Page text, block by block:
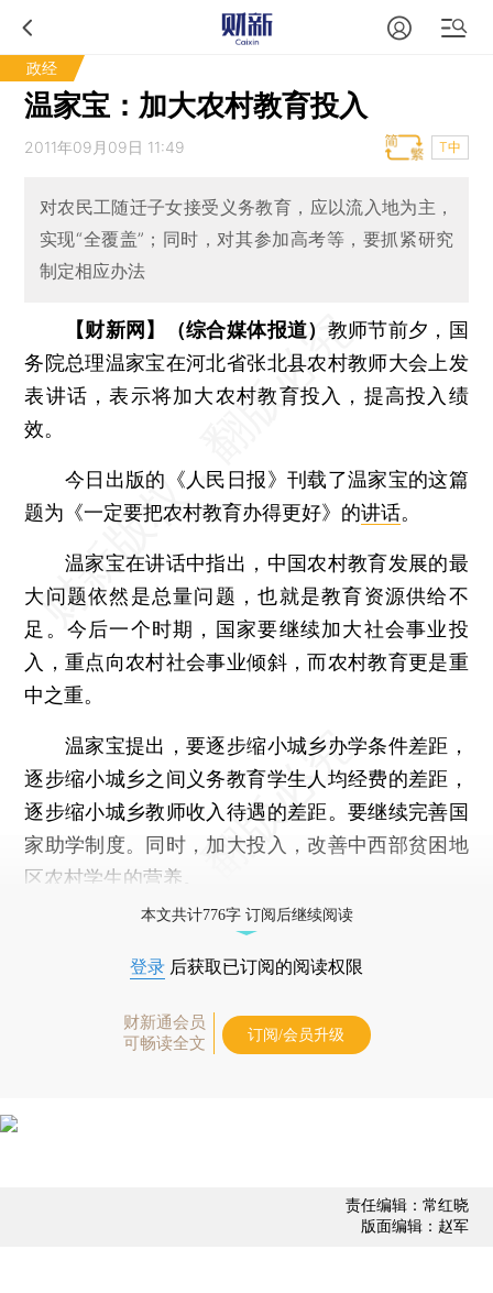
政经
温家宝：加大农村教育投入
2011年09月09日 11:49 T中
对农民工随迁子女接受义务教育，应以流入地为主，
实现“全覆盖”；同时，对其参加高考等，要抓紧研究
制定相应办法
【财新网】（综合媒体报道） 教师节前夕，国
务院总理温家宝在河北省张北县农村教师大会上发
表讲话，表示将加大农村教育投入，提高投入绩
效。
今日出版的《人民日报》刊载了温家宝的这篇
题为《一定要把农村教育办得更好》的讲话。
温家宝在讲话中指出，中国农村教育发展的最
大问题依然是总量问题，也就是教育资源供给不
足。今后一个时期，国家要继续加大社会事业投
入，重点向农村社会事业倾斜，而农村教育更是重
中之重。
温家宝提出，要逐步缩小城乡办学条件差距，
逐步缩小城乡之间义务教育学生人均经费的差距，
逐步缩小城乡教师收入待遇的差距。要继续完善国
家助学制度。同时，加大投入，改善中西部贫困地
区农村学生的营养。
本文共计776字 订阅后继续阅读
登录 后获取已订阅的阅读权限
财新通会员
可畅读全文
订阅/会员升级
责任编辑：常红晓
版面编辑：赵军